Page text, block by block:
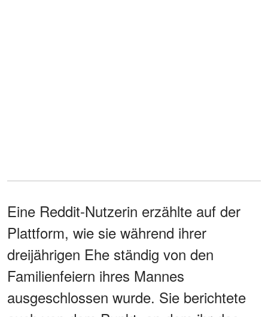
Eine Reddit-Nutzerin erzählte auf der
Plattform, wie sie während ihrer
dreijährigen Ehe ständig von den
Familienfeiern ihres Mannes
ausgeschlossen wurde. Sie berichtete